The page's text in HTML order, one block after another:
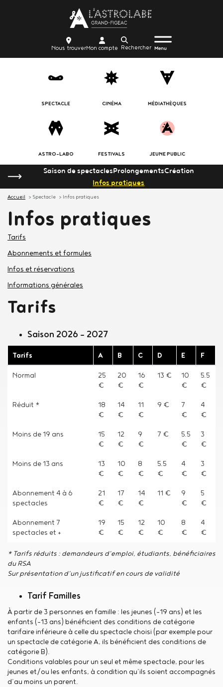
au
principal
Body
trouver
Nous trouvercompte
Mon compte
Recherche
Menu
burger
Body
icon_trigger
Menu
SPECTACLE CINÉMA MÉDIATHÈQUES
ASTRO-LABO FESTIVALS JEUNE PUBLIC
Saison de spectaclesProlongementsCréation
Infos pratiques
Accueil Spectacle Infos pratiques
Infos pratiques
Menu
pratiques
Tarifs
Abonnements et formules
Infos et réservations
Informations générales
Tarifs
Saison 2026 - 2027
Tarifs A B C D E F
Normal
25
€
20
€
16
€
13 €
10
€
5.5
€
Réduit *
18
€
14
€
11
€
9 €
7
€
4
€
Moins de 19 ans
15
€
12
€
9
€
7 €
5.5
€
3
€
Moins de 13 ans
13
€
10
€
8
€
5.5
€
4
€
3
€
Abonnement 4 à 6
spectacles
21
€
17
€
14
€
11 €
9
€
5
€
Abonnement 7
spectacles et +
19
€
15
€
12
€
10
€
8
€
4
€
* Tarifs réduits : demandeurs d'emploi, étudiants, bénéficiaires
du RSA
Sur présentation d'un justificatif en cours de validité
Tarif Familles
À partir de 3 personnes en famille : les jeunes (-19 ans) et les
enfants (-13 ans) bénéficient des conditions de catégorie
tarifaire inférieure à celle du spectacle choisi (par exemple pour
un spectacle de catégorie A, ils bénéficient des conditions de
catégorie B).
Conditions valables pour un seul et même spectacle, pour les
jeunes et/ou les enfants, à condition qu’ils soient accompagnés
d’au moins un parent.